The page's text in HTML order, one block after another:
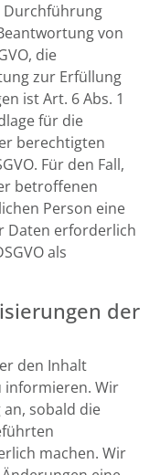
Durchführung
von
die
zur Erfüllung
ist Art. 6 Abs. 1
für die
berechtigten
Für den Fall,
betroffenen
Person eine
Daten erforderlich
als
der
den Inhalt
informieren. Wir
sobald die
machen. Wir